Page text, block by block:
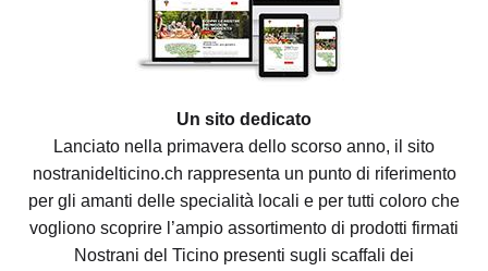
Un sito dedicato
Lanciato nella primavera dello scorso anno, il sito
nostranidelticino.ch rappresenta un punto di riferimento
per gli amanti delle specialità locali e per tutti coloro che
vogliono scoprire l’ampio assortimento di prodotti firmati
Nostrani del Ticino presenti sugli scaffali dei